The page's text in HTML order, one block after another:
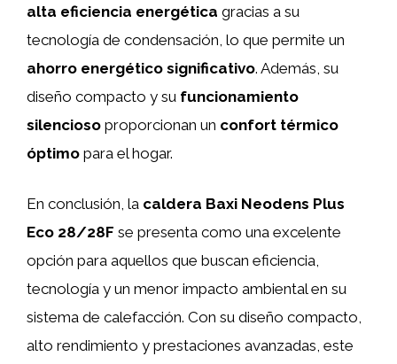
alta eficiencia energética gracias a su
tecnología de condensación, lo que permite un
ahorro energético significativo. Además, su
diseño compacto y su funcionamiento
silencioso proporcionan un confort térmico
óptimo para el hogar.
En conclusión, la caldera Baxi Neodens Plus
Eco 28/28F se presenta como una excelente
opción para aquellos que buscan eficiencia,
tecnología y un menor impacto ambiental en su
sistema de calefacción. Con su diseño compacto,
alto rendimiento y prestaciones avanzadas, este